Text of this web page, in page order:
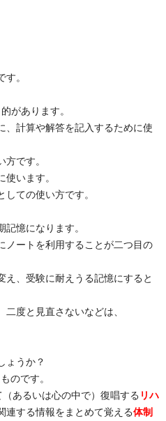
。
があります。
計算や解答を記入するために使
です。
います。
ての使い方です。
憶になります。
ノートを利用することが二つ目の
、受験に耐えうる記憶にすると
度と見直さないなどは、
うか？
のです。
あるいは心の中で）復唱する リハ
連する情報をまとめて覚える体制